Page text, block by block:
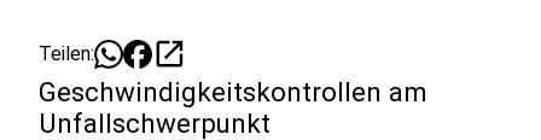
Teilen: open_in_new
Geschwindigkeitskontrollen am
Unfallschwerpunkt